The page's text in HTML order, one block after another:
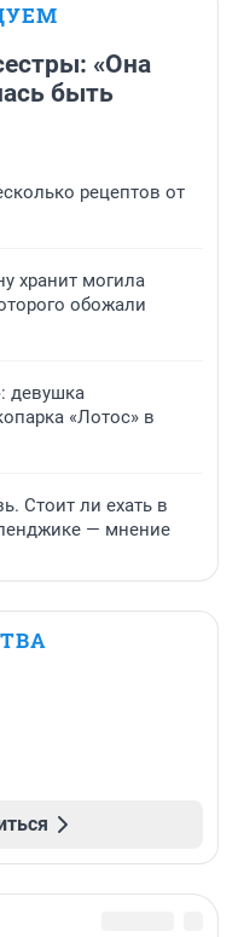
«Она
быть
рецептов от
хранит могила
обожали
девушка
«Лотос» в
Стоит ли ехать в
— мнение